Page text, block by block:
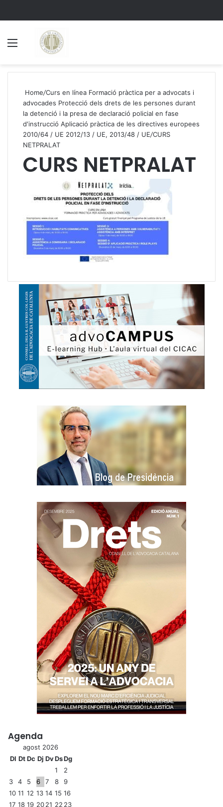
Home/Curs en línea Formació pràctica per a advocats i
advocades Protecció dels drets de les persones durant
la detenció i la presa de declaració policial en fase
d'instrucció Aplicació pràctica de les directives europees
2010/64 / UE 2012/13 / UE, 2013/48 / UE/CURS
NETPRALAT
CURS NETPRALAT
Agenda
agost 2026
Dl DtDc Dj DvDsDg
1
2
3
4 5 6 7 8
9
10 11 12 13 14 15 16
17 18 19 2021 22 23